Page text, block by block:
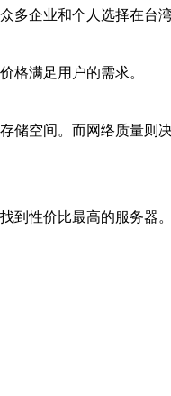
多企业和个人选择在台
格满足用户的需求。
储空间。而网络质量则
到性价比最高的服务器。